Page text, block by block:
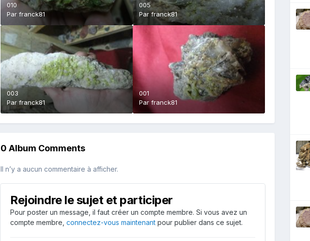
010
Par franck81
005
Par franck81
003
Par franck81
001
Par franck81
0 Album Comments
Il n’y a aucun commentaire à afficher.
Rejoindre le sujet et participer
Pour poster un message, il faut créer un compte membre. Si vous avez un
compte membre, connectez-vous maintenant pour publier dans ce sujet.